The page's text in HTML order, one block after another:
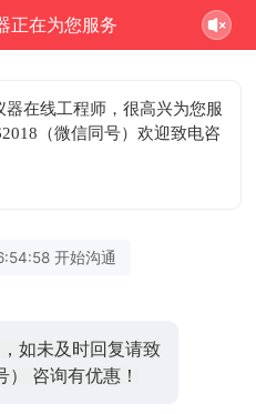
正在为您服务
器在线工程师，很高兴为您服
（微信同号）欢迎致电咨
开始沟通
如未及时回复请致
） 咨询有优惠！